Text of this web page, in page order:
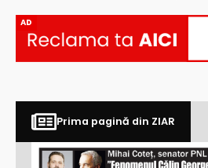
AD
Prima pagină din ZIAR